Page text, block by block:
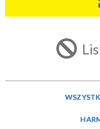
Trwające w zakresie
Miejsce